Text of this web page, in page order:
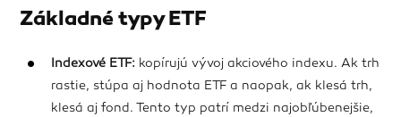
Základné typy ETF
Indexové ETF: kopírujú vývoj akciového indexu. Ak trh
rastie, stúpa aj hodnota ETF a naopak, ak klesá trh,
klesá aj fond. Tento typ patrí medzi najobľúbenejšie,